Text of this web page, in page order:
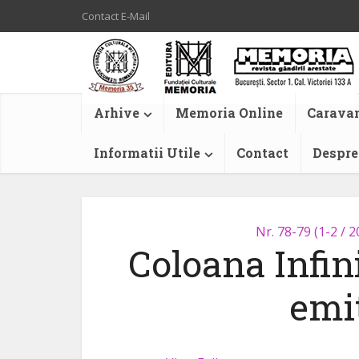
Contact E-Mail
Arhive Memoria Online
Informatii Utile Contact
Nr. 78-79 (1-2 /
Coloana